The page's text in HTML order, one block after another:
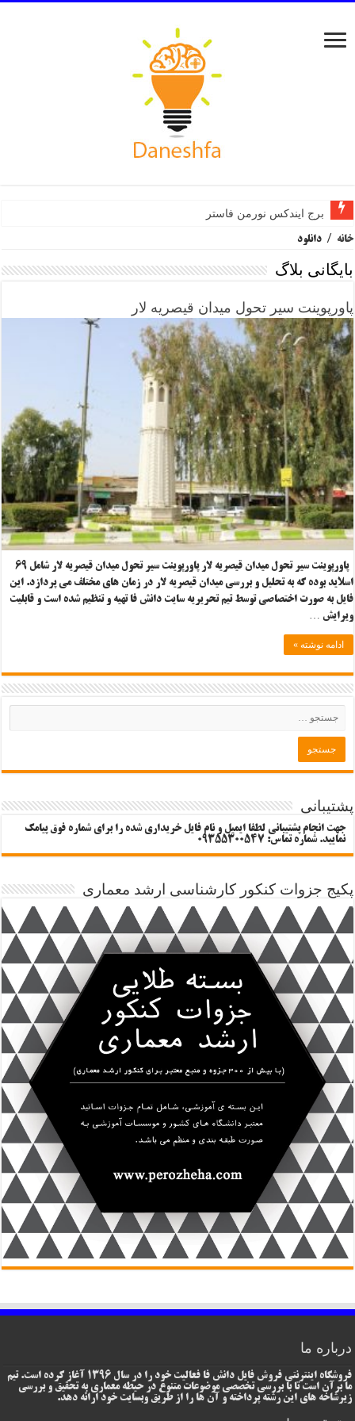
برج ایندکس نورمن فاستر
خانه / دانلود
بایگانی بلاگ
پاورپوینت سیر تحول میدان قیصریه لار
پاورپوینت سیر تحول میدان قیصریه لار پاورپوینت سیر تحول میدان قیصریه لار شامل ۶۹
اسلاید بوده که به تحلیل و بررسی میدان قیصریه لار در زمان های مختلف می پردازد. این
فایل به صورت اختصاصی توسط تیم تحریریه سایت دانش فا تهیه و تنظیم شده است و قابلیت
ویرایش …
ادامه نوشته »
پشتیبانی
جهت انجام پشتیبانی لطفا ایمیل و نام فایل خریداری شده را برای شماره فوق پیامک
نمایید. شماره تماس: 09355300547
پکیج جزوات کنکور کارشناسی ارشد معماری
درباره ما
فروشگاه اینترنتی فروش فایل دانش فا فعالیت خود را در سال 1396 آغاز کرده است. تیم
ما برآن است تا با بررسی تخصصی موضوعات متنوع در حیطه معماری به تحقیق و بررسی
زیرشاخه های این رشته پرداخته و آن ها را از طریق وبسایت خود ارائه دهد.